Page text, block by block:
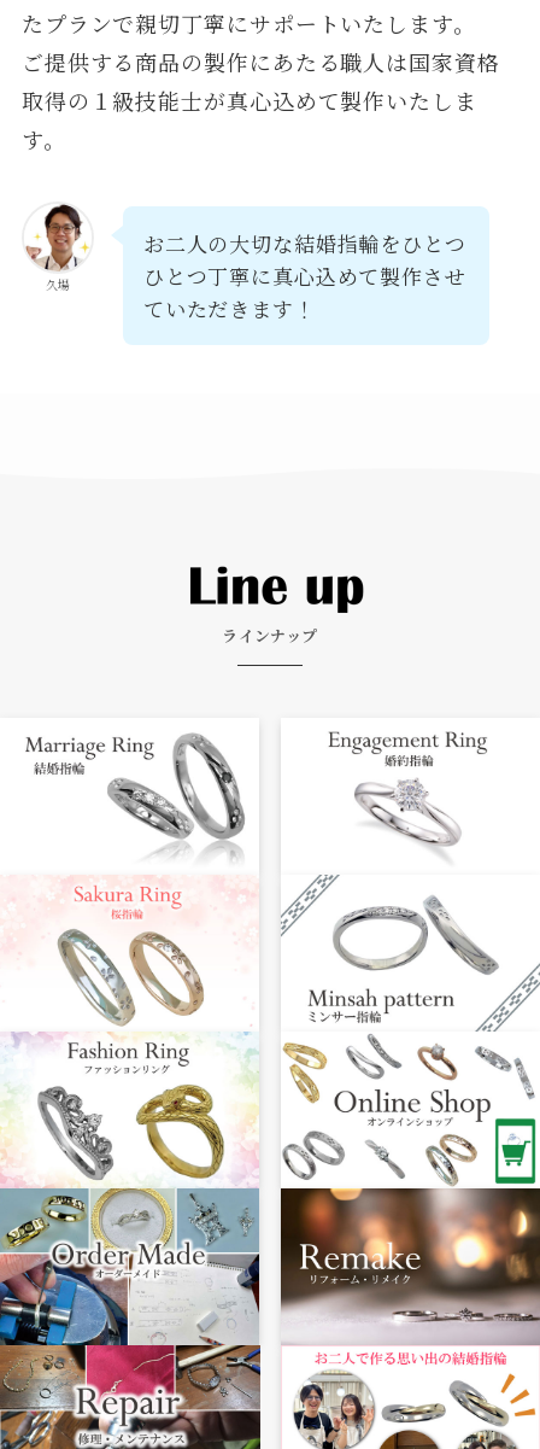
たプランで親切丁寧にサポートいたします。
ご提供する商品の製作にあたる職人は国家資格
取得の１級技能士が真心込めて製作いたしま
す。
久場
お二人の大切な結婚指輪をひとつ
ひとつ丁寧に真心込めて製作させ
ていただきます！
ラインナップ